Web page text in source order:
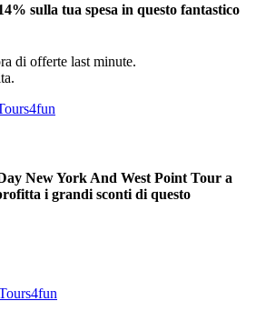
sulla tua spesa in questo fantastico
di offerte last minute.
New York And West Point Tour a
i grandi sconti di questo